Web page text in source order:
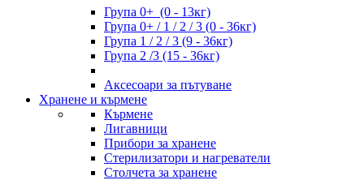
Група 0+ (0 - 13кг)
Група 0+ / 1 / 2 / 3 (0 - 36кг)
Група 1 / 2 / 3 (9 - 36кг)
Група 2 /3 (15 - 36кг)
Аксесоари за пътуване
Хранене и кърмене
Кърмене
Лигавници
Прибори за хранене
Стерилизатори и нагреватели
Столчета за хранене